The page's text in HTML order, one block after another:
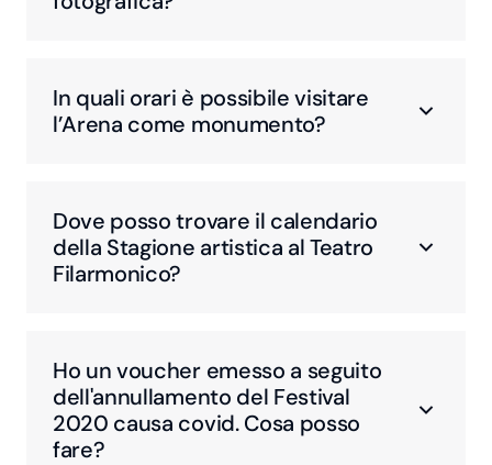
In quali orari è possibile visitare
l’Arena come monumento?
Dove posso trovare il calendario
della Stagione artistica al Teatro
Filarmonico?
Ho un voucher emesso a seguito
dell'annullamento del Festival
2020 causa covid. Cosa posso
fare?